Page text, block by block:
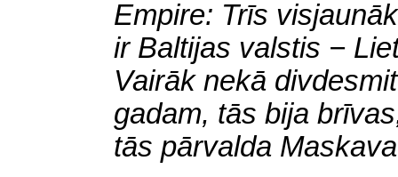
Empire: Trīs
ir Baltijas valstis −
Vairāk nekā
gadam, tās bija
tās pārvalda